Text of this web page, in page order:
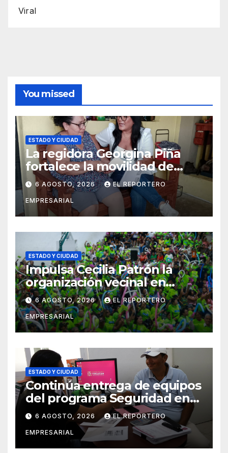
Viral
You missed
ESTADO Y CIUDAD
La regidora Georgina Piña
fortalece la movilidad de
adultos mayores con la
entrega de aparatos
ortopédicos
6 AGOSTO, 2026 EL REPORTERO
EMPRESARIAL
ESTADO Y CIUDAD
Impulsa Cecilia Patrón la
organización vecinal en
Mérida y suma a comités de
vigilancia en la prevención
social del delito
6 AGOSTO, 2026 EL REPORTERO
EMPRESARIAL
ESTADO Y CIUDAD
Continúa entrega de equipos
del programa Seguridad en
el Mar
6 AGOSTO, 2026 EL REPORTERO
EMPRESARIAL